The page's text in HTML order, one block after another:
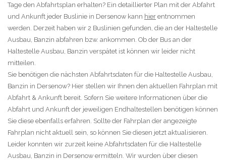
Tage den Abfahrtsplan erhalten? Ein detaillierter Plan mit der Abfahrt
und Ankunft jeder Buslinie in Dersenow kann hier entnommen
werden. Derzeit haben wir 2 Buslinien gefunden, die an der Haltestelle
Ausbau, Banzin abfahren bzw. ankommen. Ob der Bus an der
Haltestelle Ausbau, Banzin verspätet ist können wir leider nicht
mitteilen.
Sie benötigen die nächsten Abfahrtsdaten für die Haltestelle Ausbau,
Banzin in Dersenow? Hier stellen wir Ihnen den aktuellen Fahrplan mit
Abfahrt & Ankunft bereit. Sofern Sie weitere Informationen über die
Abfahrt und Ankunft der jeweiligen Endhaltestellen benötigen können
Sie diese ebenfalls erfahren. Sollte der Fahrplan der angezeigte
Fahrplan nicht aktuell sein, so können Sie diesen jetzt aktualisieren.
Leider konnten wir zurzeit keine Abfahrtsdaten für die Haltestelle
Ausbau, Banzin in Dersenow ermitteln. Wir wurden über diesen